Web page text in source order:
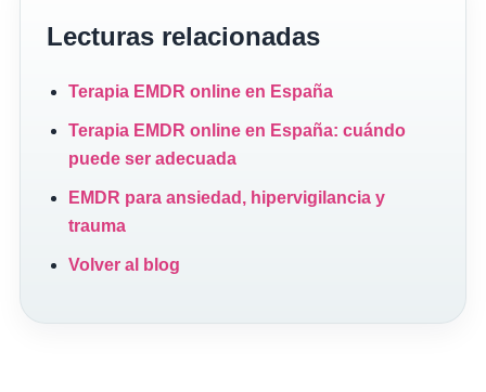
Lecturas relacionadas
Terapia EMDR online en España
Terapia EMDR online en España: cuándo
puede ser adecuada
EMDR para ansiedad, hipervigilancia y
trauma
Volver al blog